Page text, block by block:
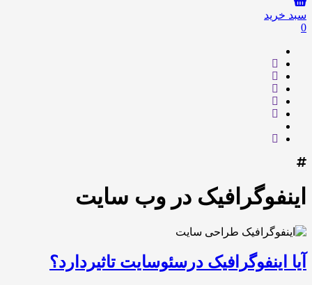
سبد خرید
0
اینفوگرافیک در وب سایت
آیا اینفوگرافیک درسئوسایت تاثیردارد؟